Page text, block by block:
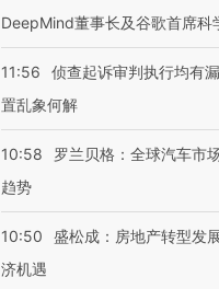
DeepMind董事长及谷歌首席科
11:56
侦查起诉审判执行均有
置乱象何解
10:58
罗兰贝格：全球汽车市
趋势
10:50
盛松成：房地产转型发
济机遇